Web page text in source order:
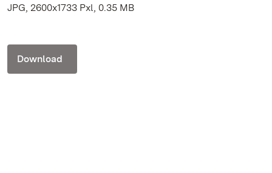
JPG, 2600x1733 Pxl, 0.35 MB
Download